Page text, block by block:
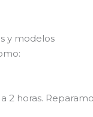
y modelos
2 horas.